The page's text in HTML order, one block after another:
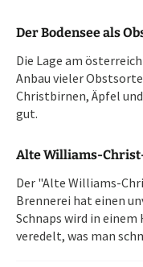
Der Bodensee als
Die Lage am
Anbau vieler
Christbirnen, Äpfel
gut.
Alte Williams-
Der "Alte Williams-
Brennerei hat einen
Schnaps wird in
veredelt, was man